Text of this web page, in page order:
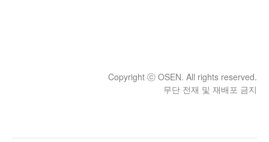
Copyright ⓒ OSEN. All rights reserved.
무단 전재 및 재배포 금지